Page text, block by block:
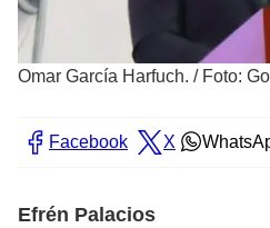
Omar García Harfuch. / Foto:
Facebook X
Efrén Palacios